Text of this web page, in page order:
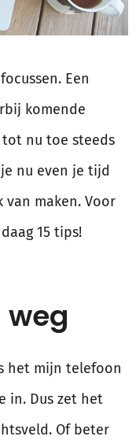
Een
komende
nu toe steeds
nu even je tijd
van maken. Voor
15 tips!
weg
het mijn telefoon
in. Dus zet het
Of beter